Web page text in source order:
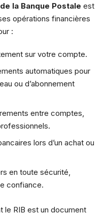
la Banque Postale est
opérations financières
:
sur votre compte.
automatiques pour
ou d’abonnement
entre comptes,
lors d’un achat ou
en toute sécurité,
confiance.
le RIB est un document